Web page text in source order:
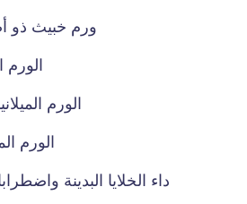
ورم خبيث ذو
الورم
الورم
الورم
داء الخلايا البدينة